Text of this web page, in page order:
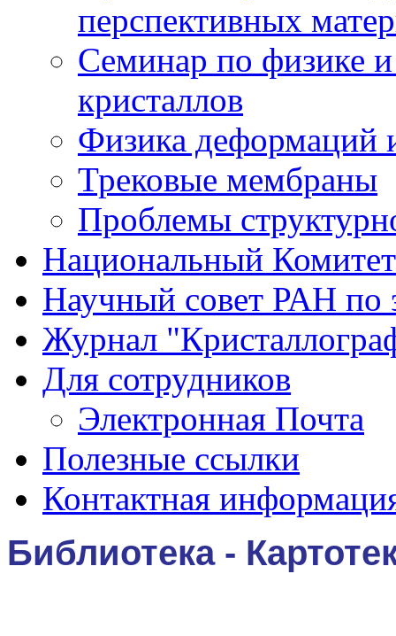
перспективных
Семинар по физике
кристаллов
Физика деформаций
Трековые мембраны
Проблемы
Национальный
Научный совет РАН по
Журнал
Для сотрудников
Электронная Почта
Полезные ссылки
Контактная
Библиотека -